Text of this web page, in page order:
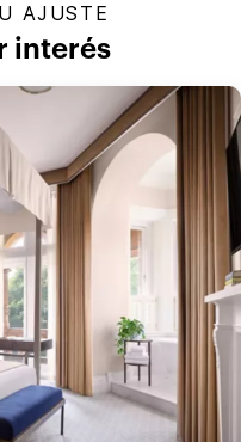
AJUSTE
interés